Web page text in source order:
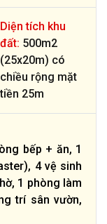
Diện tích khu
đất: 500m2
(25x20m) có
chiều rộng mặt
tiền 25m
bếp + ăn, 1
4 vệ sinh
1 phòng làm
trí sân vườn,